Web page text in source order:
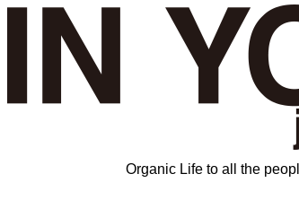
Organic Life to all the